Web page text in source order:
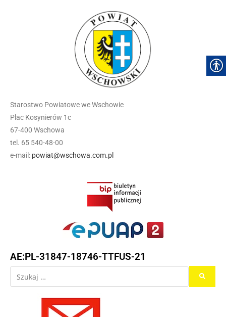
Starostwo Powiatowe we Wschowie
Plac Kosynierów 1c
67-400 Wschowa
tel. 65 540-48-00
e-mail: powiat@wschowa.com.pl
AE:PL-31847-18746-TTFUS-21